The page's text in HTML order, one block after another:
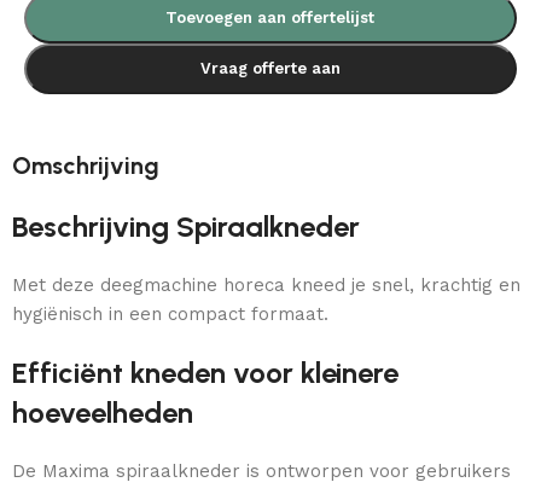
Toevoegen aan offertelijst
Vraag offerte aan
Omschrijving
Beschrijving Spiraalkneder
Met deze deegmachine horeca kneed je snel, krachtig en
hygiënisch in een compact formaat.
Efficiënt kneden voor kleinere
hoeveelheden
De Maxima spiraalkneder is ontworpen voor gebruikers